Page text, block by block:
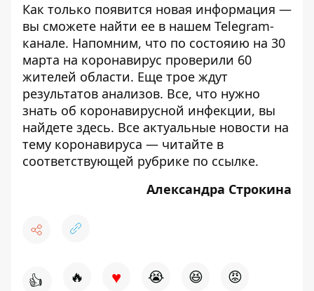
Как только появится новая информация —
вы сможете найти ее в нашем Telegram-
канале. Напомним, что по состояию на 30
марта на коронавирус проверили 60
жителей области. Еще трое ждут
результатов анализов. Все, что нужно
знать об коронавирусной инфекции, вы
найдете здесь. Все актуальные новости на
тему коронавируса — читайте в
соответствующей рубрике по ссылке.
Александра Строкина
👍 🔥 ♥ 😭 😆 😡